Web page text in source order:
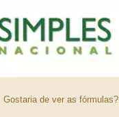
Gostaria de ver as fórmulas?